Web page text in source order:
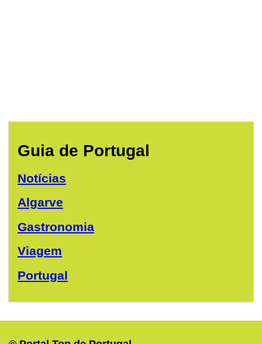
Guia de Portugal
Notícias
Algarve
Gastronomia
Viagem
Portugal